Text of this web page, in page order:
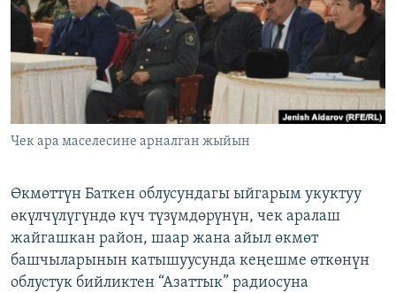
ЫҢГАЙСЫЗ СУРООЛОР
ЭЕ/АРнун бардык сайттары
Чек ара маселесине арналган жыйын
Өкмөттүн Баткен облусундагы ыйгарым укуктуу
өкүлчүлүгүндө күч түзүмдөрүнүн, чек аралаш
жайгашкан район, шаар жана айыл өкмөт
башчыларынын катышуусунда кеңешме өткөнүн
облустук бийликтен “Азаттык” радиосуна